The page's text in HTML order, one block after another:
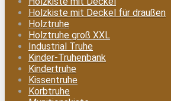
Holzkiste mit Deckel für draußen
Holztruhe
Holztruhe groß XXL
Industrial Truhe
Kinder-Truhenbank
Kindertruhe
Kissentruhe
Korbtruhe